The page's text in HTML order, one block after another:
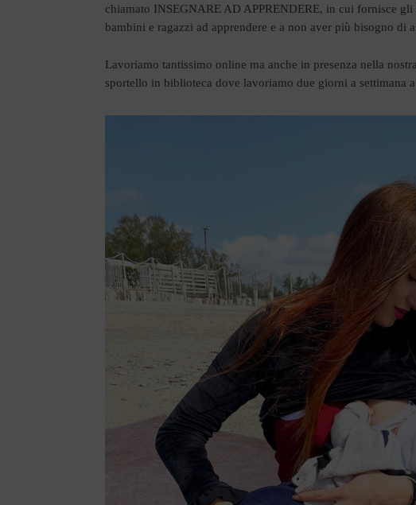
chiamato INSEGNARE AD APPRENDERE, in cui fornisce
bambini e ragazzi ad apprendere e a non aver più bisogno di
Lavoriamo tantissimo online ma anche in presenza nella
sportello in biblioteca dove lavoriamo due giorni a settimana